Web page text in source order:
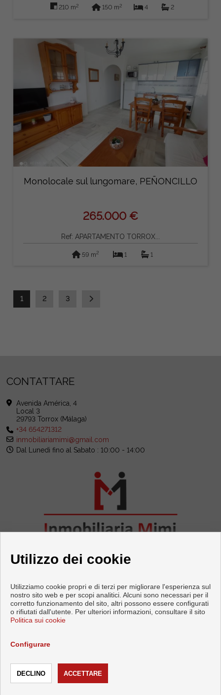
210 m2 150 m2 4 2
Monolocale sul lungomare, PEÑONCILLO
265.000 €
Ref: APARTAMENTO TORROX...
59 m2 1 1
1 2 3
CONTATTARE
Avenida América, 4
Local 3
29793 Torrox (Málaga)
+34 654271312
inmobiliariamimi@gmail.com
Dal Lunedi fino al Sabato : 10:00 - 14:00
Pisi e case in vendita a Torrox
Utilizzo dei cookie
Utilizziamo cookie propri e di terzi per migliorare l'esperienza sul
nostro sito web e per scopi analitici. Alcuni sono necessari per il
corretto funzionamento del sito, altri possono essere configurati
o rifiutati dall'utente. Per ulteriori informazioni, consultare il sito
Politica sui cookie
Configurare